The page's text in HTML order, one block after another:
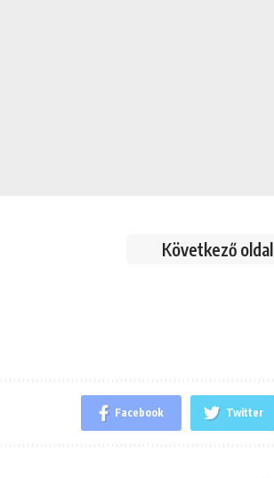
Következő oldal
Facebook Twitter